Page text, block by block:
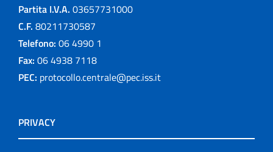
Partita I.V.A. 03657731000
C.F. 80211730587
Telefono: 06 4990 1
Fax: 06 4938 7118
PEC: protocollo.centrale@pec.iss.it
PRIVACY